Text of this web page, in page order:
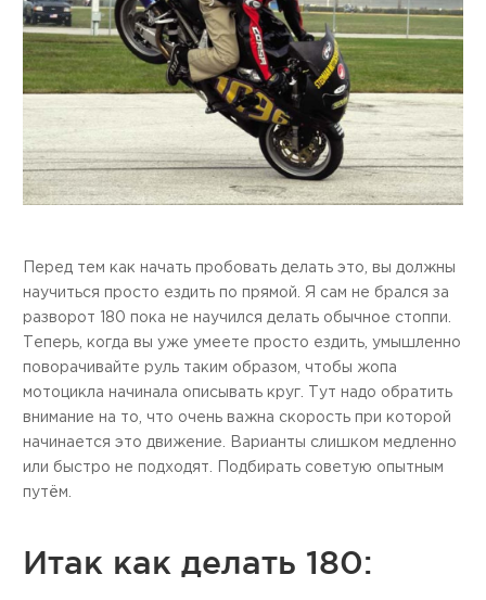
Перед тем как начать пробовать делать это, вы должны
научиться просто ездить по прямой. Я сам не брался за
разворот 180 пока не научился делать обычное стоппи.
Теперь, когда вы уже умеете просто ездить, умышленно
поворачивайте руль таким образом, чтобы жопа
мотоцикла начинала описывать круг. Тут надо обратить
внимание на то, что очень важна скорость при которой
начинается это движение. Варианты слишком медленно
или быстро не подходят. Подбирать советую опытным
путём.
Итак как делать 180: